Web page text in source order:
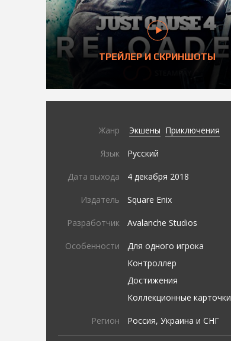
ТРЕЙЛЕР И СКРИНШОТЫ
Жанр Экшены Приключения
Язык Русский
Дата выхода 4 декабря 2018
Издатель Square Enix
Разработчик Avalanche Studios
Особенности
Для одного игрока
Контроллер
Достижения
Коллекционные карточки
Регион Россия, Украина и СНГ